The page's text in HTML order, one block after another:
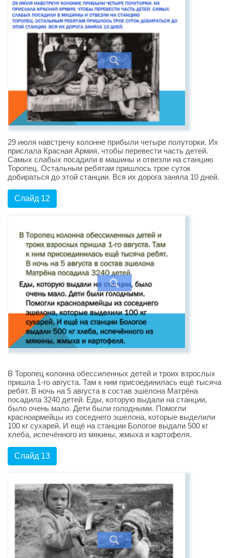
29 июля навстречу колонне прибыли четыре полуторки. Их
прислала Красная Армия, чтобы перевести часть детей.
Самых слабых посадили в машины и отвезли на станцию
Торопец. Остальным ребятам пришлось трое суток
добираться до этой станции. Вся их дорога заняла 10 дней.
Слайд 12
В Торопец колонна обессиленных детей и троих взрослых
пришла 1-го августа. Там к ним присоединилась ещё тысяча
ребят. В ночь на 5 августа в состав эшелона Матрёна
посадила 3240 детей. Еды, которую выдали на станции,
было очень мало. Дети были голодными. Помогли
красноармейцы из соседнего эшелона, которые выделили
100 кг сухарей. И ещё на станции Бологое выдали 500 кг
хлеба, испечённого из мякины, жмыха и картофеля.
Слайд 13